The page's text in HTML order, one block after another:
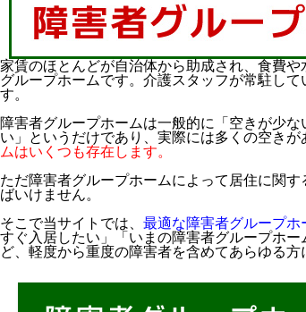
家賃のほとんどが自治体から助成され、食費
グループホームです。介護スタッフが常駐し
す。
障害者グループホームは一般的に「空きが少
い」というだけであり、実際には多くの空きが
ムはいくつも存在します。
ただ障害者グループホームによって居住に関
ばいけません。
そこで当サイトでは、 最適な障害者グループホ
すぐ入居したい」「いまの障害者グループホ
ど、軽度から重度の障害者を含めてあらゆる方